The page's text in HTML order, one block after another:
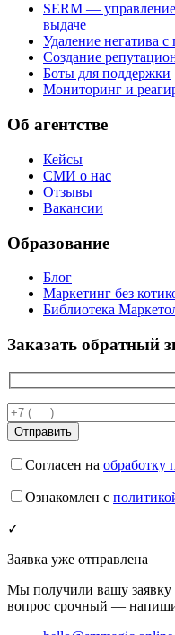
SERM —
выдаче
Удаление негатива с
Создание
Боты для поддержки
Мониторинг и
Об агентстве
Кейсы
СМИ о нас
Отзывы
Вакансии
Образование
Блог
Маркетинг без
Библиотека
Заказать обратный
Согласен на обработку
Ознакомлен с
✓
Заявка уже отправлена
Мы получили вашу заявку
вопрос срочный —